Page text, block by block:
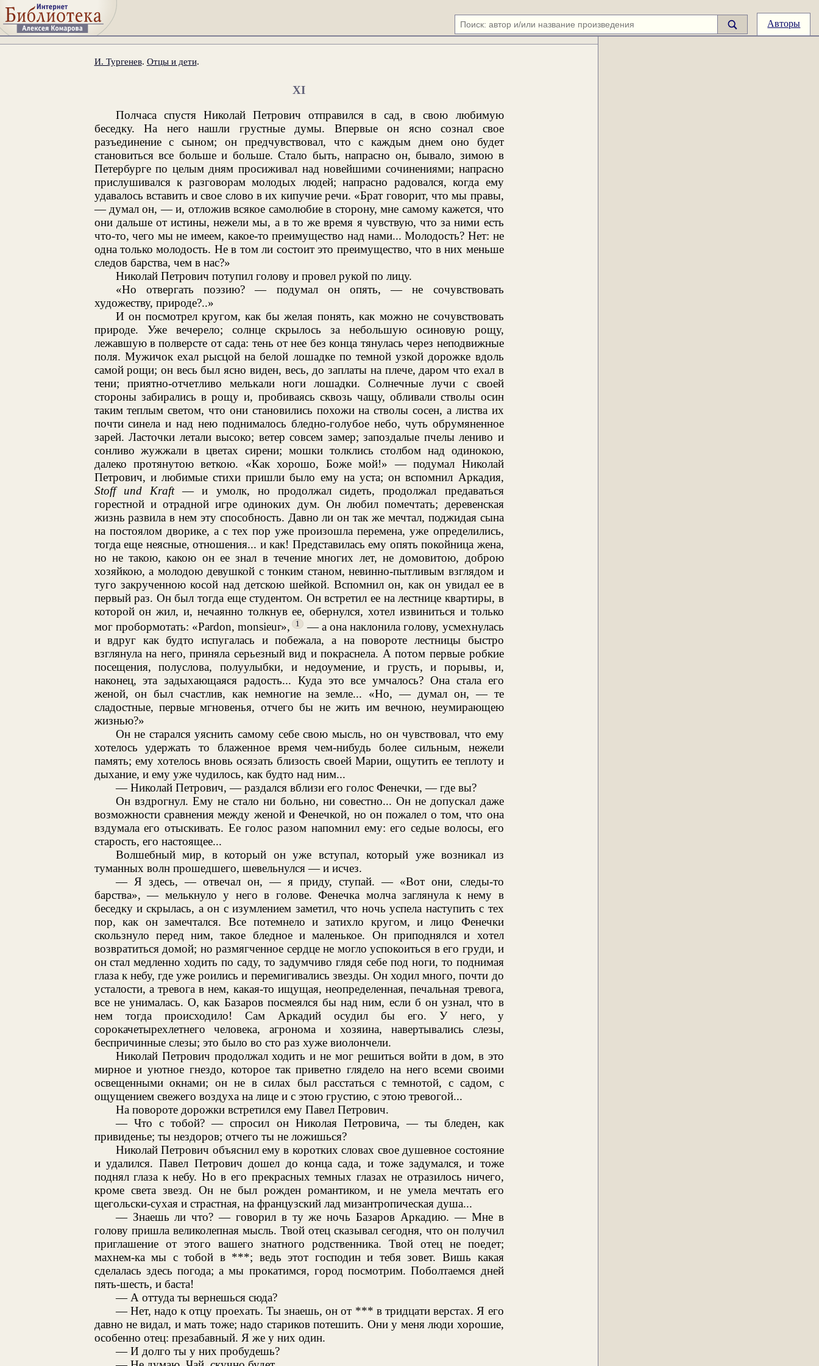
Авторы
И. Тургенев. Отцы и дети.
XI
Полчаса спустя Николай Петрович отправился в сад, в свою любимую
беседку. На него нашли грустные думы. Впервые он ясно сознал свое
разъединение с сыном; он предчувствовал, что с каждым днем оно будет
становиться все больше и больше. Стало быть, напрасно он, бывало, зимою в
Петербурге по целым дням просиживал над новейшими сочинениями; напрасно
прислушивался к разговорам молодых людей; напрасно радовался, когда ему
удавалось вставить и свое слово в их кипучие речи. «Брат говорит, что мы правы,
— думал он, — и, отложив всякое самолюбие в сторону, мне самому кажется, что
они дальше от истины, нежели мы, а в то же время я чувствую, что за ними есть
что-то, чего мы не имеем, какое-то преимущество над нами... Молодость? Нет: не
одна только молодость. Не в том ли состоит это преимущество, что в них меньше
следов барства, чем в нас?»
Николай Петрович потупил голову и провел рукой по лицу.
«Но отвергать поэзию? — подумал он опять, — не сочувствовать
художеству, природе?..»
И он посмотрел кругом, как бы желая понять, как можно не сочувствовать
природе. Уже вечерело; солнце скрылось за небольшую осиновую рощу,
лежавшую в полверсте от сада: тень от нее без конца тянулась через неподвижные
поля. Мужичок ехал рысцой на белой лошадке по темной узкой дорожке вдоль
самой рощи; он весь был ясно виден, весь, до заплаты на плече, даром что ехал в
тени; приятно-отчетливо мелькали ноги лошадки. Солнечные лучи с своей
стороны забирались в рощу и, пробиваясь сквозь чащу, обливали стволы осин
таким теплым светом, что они становились похожи на стволы сосен, а листва их
почти синела и над нею поднималось бледно-голубое небо, чуть обрумяненное
зарей. Ласточки летали высоко; ветер совсем замер; запоздалые пчелы лениво и
сонливо жужжали в цветах сирени; мошки толклись столбом над одинокою,
далеко протянутою веткою. «Как хорошо, Боже мой!» — подумал Николай
Петрович, и любимые стихи пришли было ему на уста; он вспомнил Аркадия,
Stoff und Kraft— и умолк, но продолжал сидеть, продолжал предаваться
горестной и отрадной игре одиноких дум. Он любил помечтать; деревенская
жизнь развила в нем эту способность. Давно ли он так же мечтал, поджидая сына
на постоялом дворике, а с тех пор уже произошла перемена, уже определились,
тогда еще неясные, отношения... и как! Представилась ему опять покойница жена,
но не такою, какою он ее знал в течение многих лет, не домовитою, доброю
хозяйкою, а молодою девушкой с тонким станом, невинно-пытливым взглядом и
туго закрученною косой над детскою шейкой. Вспомнил он, как он увидал ее в
первый раз. Он был тогда еще студентом. Он встретил ее на лестнице квартиры, в
которой он жил, и, нечаянно толкнув ее, обернулся, хотел извиниться и только
мог пробормотать: «Pardon, monsieur»,
1
— а она наклонила голову, усмехнулась
и вдруг как будто испугалась и побежала, а на повороте лестницы быстро
взглянула на него, приняла серьезный вид и покраснела. А потом первые робкие
посещения, полуслова, полуулыбки, и недоумение, и грусть, и порывы, и,
наконец, эта задыхающаяся радость... Куда это все умчалось? Она стала его
женой, он был счастлив, как немногие на земле... «Но, — думал он, — те
сладостные, первые мгновенья, отчего бы не жить им вечною, неумирающею
жизнью?»
Он не старался уяснить самому себе свою мысль, но он чувствовал, что ему
хотелось удержать то блаженное время чем-нибудь более сильным, нежели
память; ему хотелось вновь осязать близость своей Марии, ощутить ее теплоту и
дыхание, и ему уже чудилось, как будто над ним...
— Николай Петрович, — раздался вблизи его голос Фенечки, — где вы?
Он вздрогнул. Ему не стало ни больно, ни совестно... Он не допускал даже
возможности сравнения между женой и Фенечкой, но он пожалел о том, что она
вздумала его отыскивать. Ее голос разом напомнил ему: его седые волосы, его
старость, его настоящее...
Волшебный мир, в который он уже вступал, который уже возникал из
туманных волн прошедшего, шевельнулся — и исчез.
— Я здесь, — отвечал он, — я приду, ступай. — «Вот они, следы-то
барства», — мелькнуло у него в голове. Фенечка молча заглянула к нему в
беседку и скрылась, а он с изумлением заметил, что ночь успела наступить с тех
пор, как он замечтался. Все потемнело и затихло кругом, и лицо Фенечки
скользнуло перед ним, такое бледное и маленькое. Он приподнялся и хотел
возвратиться домой; но размягченное сердце не могло успокоиться в его груди, и
он стал медленно ходить по саду, то задумчиво глядя себе под ноги, то поднимая
глаза к небу, где уже роились и перемигивались звезды. Он ходил много, почти до
усталости, а тревога в нем, какая-то ищущая, неопределенная, печальная тревога,
все не унималась. О, как Базаров посмеялся бы над ним, если б он узнал, что в
нем тогда происходило! Сам Аркадий осудил бы его. У него, у
сорокачетырехлетнего человека, агронома и хозяина, навертывались слезы,
беспричинные слезы; это было во сто раз хуже виолончели.
Николай Петрович продолжал ходить и не мог решиться войти в дом, в это
мирное и уютное гнездо, которое так приветно глядело на него всеми своими
освещенными окнами; он не в силах был расстаться с темнотой, с садом, с
ощущением свежего воздуха на лице и с этою грустию, с этою тревогой...
На повороте дорожки встретился ему Павел Петрович.
— Что с тобой? — спросил он Николая Петровича, — ты бледен, как
привиденье; ты нездоров; отчего ты не ложишься?
Николай Петрович объяснил ему в коротких словах свое душевное состояние
и удалился. Павел Петрович дошел до конца сада, и тоже задумался, и тоже
поднял глаза к небу. Но в его прекрасных темных глазах не отразилось ничего,
кроме света звезд. Он не был рожден романтиком, и не умела мечтать его
щегольски-сухая и страстная, на французский лад мизантропическая душа...
— Знаешь ли что? — говорил в ту же ночь Базаров Аркадию. — Мне в
голову пришла великолепная мысль. Твой отец сказывал сегодня, что он получил
приглашение от этого вашего знатного родственника. Твой отец не поедет;
махнем-ка мы с тобой в ***; ведь этот господин и тебя зовет. Вишь какая
сделалась здесь погода; а мы прокатимся, город посмотрим. Поболтаемся дней
пять-шесть, и баста!
— А оттуда ты вернешься сюда?
— Нет, надо к отцу проехать. Ты знаешь, он от *** в тридцати верстах. Я его
давно не видал, и мать тоже; надо стариков потешить. Они у меня люди хорошие,
особенно отец: презабавный. Я же у них один.
— И долго ты у них пробудешь?